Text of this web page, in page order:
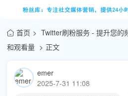
首页
Twitter刷粉服务 - 提升您的
和观看量
正文
emer
2025-7-31 11:08